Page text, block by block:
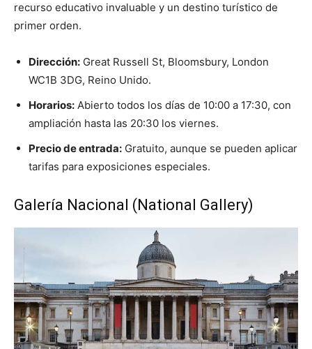
recurso educativo invaluable y un destino turístico de
primer orden.
Dirección: Great Russell St, Bloomsbury, London
WC1B 3DG, Reino Unido.
Horarios: Abierto todos los días de 10:00 a 17:30, con
ampliación hasta las 20:30 los viernes.
Precio de entrada: Gratuito, aunque se pueden aplicar
tarifas para exposiciones especiales.
Galería Nacional (National Gallery)